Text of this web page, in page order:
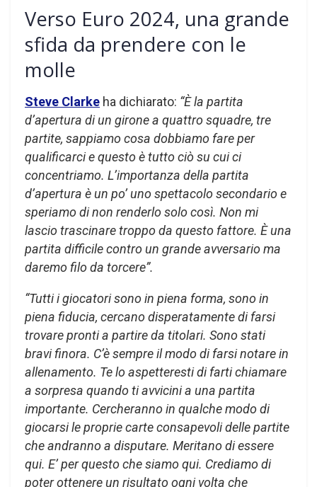
Verso Euro 2024, una grande
sfida da prendere con le
molle
Steve Clarke ha dichiarato: “È la partita
d’apertura di un girone a quattro squadre, tre
partite, sappiamo cosa dobbiamo fare per
qualificarci e questo è tutto ciò su cui ci
concentriamo. L’importanza della partita
d’apertura è un po’ uno spettacolo secondario e
speriamo di non renderlo solo così. Non mi
lascio trascinare troppo da questo fattore. È una
partita difficile contro un grande avversario ma
daremo filo da torcere”.
“Tutti i giocatori sono in piena forma, sono in
piena fiducia, cercano disperatamente di farsi
trovare pronti a partire da titolari. Sono stati
bravi finora. C’è sempre il modo di farsi notare in
allenamento. Te lo aspetteresti di farti chiamare
a sorpresa quando ti avvicini a una partita
importante. Cercheranno in qualche modo di
giocarsi le proprie carte consapevoli delle partite
che andranno a disputare. Meritano di essere
qui. E’ per questo che siamo qui. Crediamo di
poter ottenere un risultato ogni volta che